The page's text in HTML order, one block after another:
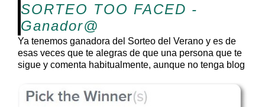
SORTEO TOO FACED -
Ganador@
Ya tenemos ganadora del Sorteo del Verano y es de
esas veces que te alegras de que una persona que te
sigue y comenta habitualmente, aunque no tenga blog